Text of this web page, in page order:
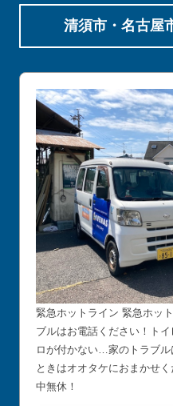
清須市・名古屋
緊急ホットライン 緊急ホッ
ブルはお電話ください！ト
ロが付かない…家のトラブ
ときはオオタケにおまかせ
中無休！